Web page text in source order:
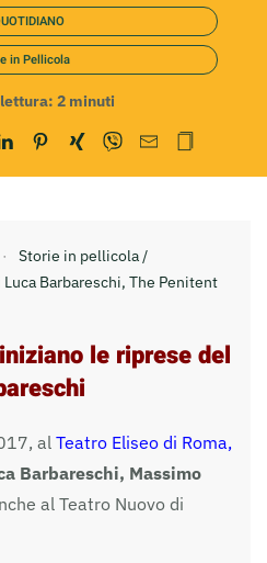
in Pellicola
2 minuti
Storie in pellicola /
Barbareschi, The Penitent
le riprese del
al Teatro Eliseo di Roma,
Barbareschi, Massimo
al Teatro Nuovo di